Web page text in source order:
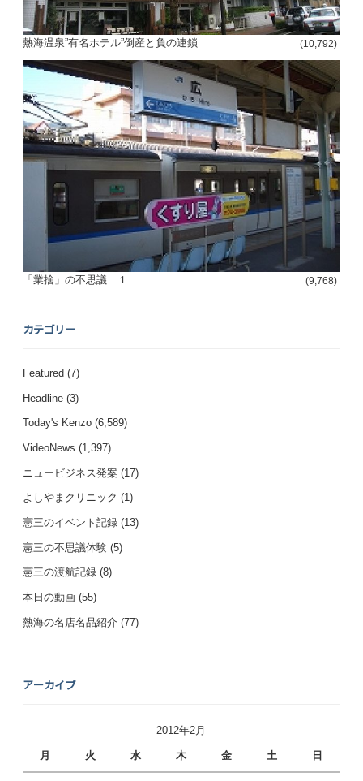
熱海温泉”有名ホテル”倒産と負の連鎖 (10,792)
「業捨」の不思議 １ (9,768)
カテゴリー
Featured (7)
Headline (3)
Today's Kenzo (6,589)
VideoNews (1,397)
ニュービジネス発案 (17)
よしやまクリニック (1)
憲三のイベント記録 (13)
憲三の不思議体験 (5)
憲三の渡航記録 (8)
本日の動画 (55)
熱海の名店名品紹介 (77)
アーカイブ
2012年2月
月 火 水 木 金 土 日